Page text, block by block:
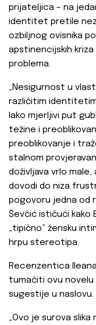
prijateljica – na
identitet pretile
ozbiljnog ovisnika
apstinencijskih
problema.
„Nesigurnost u
različitim
lako mjerljivi put
težine i
preoblikovanje i
stalnom
doživljava vrlo
dovodi do niza
pogovoru jedna od
Ševčić ističući kako
„tipično” žensku
hrpu stereotipa.
Recenzentica
tumačiti ovu novelu
sugestije u naslovu.
„Ovo je surova